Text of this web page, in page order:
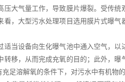
大气量工作，导致膜片爆裂。受传统
，大型污水处理项目选用膜片式曝气
当设备向生化曝气池中通入空气，以
移，从而完成充氧的目的；此外，曝
足溶解氧的条件下，对污水中有机物的